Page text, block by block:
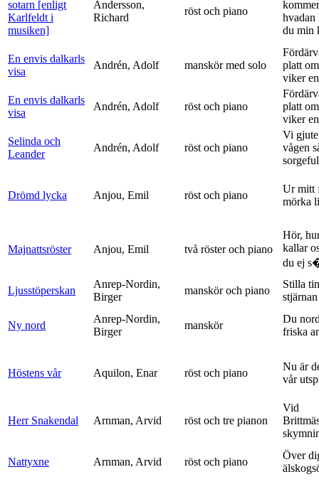
sotarn [enligt
Karlfeldt i
musiken]
Andersson,
Richard
röst och piano
hvadan
du min
En envis dalkarls
visa
Andrén, Adolf manskör med solo
platt
viker
En envis dalkarls
visa
Andrén, Adolf röst och piano
platt
viker
Selinda och
Leander
Andrén, Adolf röst och piano
Vi
vågen
Drömd lycka Anjou, Emil röst och piano
Ur mitt
mörka
Majnattsröster Anjou, Emil två röster och piano
Hör,
kallar
du ej
Ljusstöperskan
Anrep-Nordin,
Birger
manskör och piano
Stilla
stjärnan
Ny nord
Anrep-Nordin,
Birger
manskör
Du
friska
Höstens vår Aquilon, Enar röst och piano
Nu är
vår
Herr Snakendal Arnman, Arvid röst och tre pianon
Vid
Nattyxne Arnman, Arvid röst och piano
Över